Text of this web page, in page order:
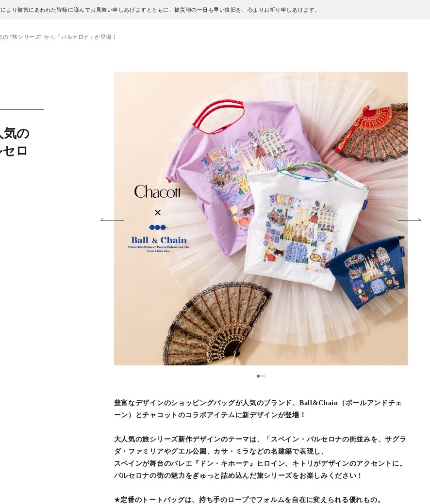
より被害にあわれた皆様に謹んでお見舞い申しあげますとともに、被災地の一日も早い復旧を、心よりお祈り申しあげます。
“旅シリーズ” から「バルセロナ」が登場！
の
ロ
1234
豊富なデザインのショッピングバッグが人気のブランド、Ball&Chain（ボールアンドチェ
ーン）とチャコットのコラボアイテムに新デザインが登場！
大人気の旅シリーズ新作デザインのテーマは、「スペイン・バルセロナの街並みを、サグラ
ダ・ファミリアやグエル公園、カサ・ミラなどの名建築で表現し、
スペインが舞台のバレエ『ドン・キホーテ』ヒロイン、キトリがデザインのアクセントに。
バルセロナの街の魅力をぎゅっと詰め込んだ旅シリーズをお楽しみください！
★定番のトートバッグは、持ち手のロープでフォルムを自在に変えられる優れもの。